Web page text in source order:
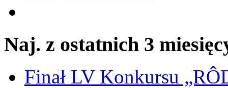
Naj. z ostatnich 3
Finał LV Konkursu